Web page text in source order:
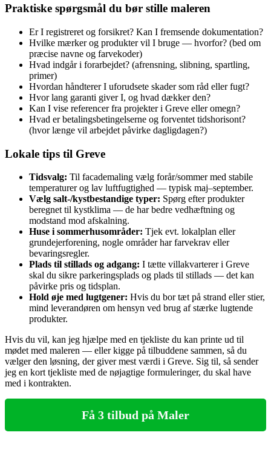
Praktiske spørgsmål du bør stille maleren
Er I registreret og forsikret? Kan I fremsende dokumentation?
Hvilke mærker og produkter vil I bruge — hvorfor? (bed om
præcise navne og farvekoder)
Hvad indgår i forarbejdet? (afrensning, slibning, spartling,
primer)
Hvordan håndterer I uforudsete skader som råd eller fugt?
Hvor lang garanti giver I, og hvad dækker den?
Kan I vise referencer fra projekter i Greve eller omegn?
Hvad er betalingsbetingelserne og forventet tidshorisont?
(hvor længe vil arbejdet påvirke dagligdagen?)
Lokale tips til Greve
Tidsvalg: Til facademaling vælg forår/sommer med stabile
temperaturer og lav luftfugtighed — typisk maj–september.
Vælg salt‑/kystbestandige typer: Spørg efter produkter
beregnet til kystklima — de har bedre vedhæftning og
modstand mod afskalning.
Huse i sommerhusområder: Tjek evt. lokalplan eller
grundejerforening, nogle områder har farvekrav eller
bevaringsregler.
Plads til stillads og adgang: I tætte villakvarterer i Greve
skal du sikre parkeringsplads og plads til stillads — det kan
påvirke pris og tidsplan.
Hold øje med lugtgener: Hvis du bor tæt på strand eller stier,
mind leverandøren om hensyn ved brug af stærke lugtende
produkter.
Hvis du vil, kan jeg hjælpe med en tjekliste du kan printe ud til
mødet med maleren — eller kigge på tilbuddene sammen, så du
vælger den løsning, der giver mest værdi i Greve. Sig til, så sender
jeg en kort tjekliste med de nøjagtige formuleringer, du skal have
med i kontrakten.
Få 3 tilbud på Maler